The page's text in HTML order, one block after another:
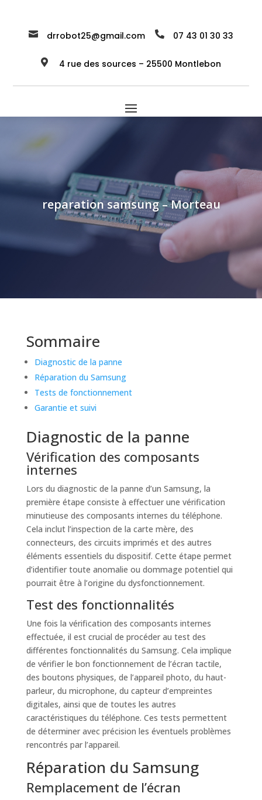
 drrobot25@gmail.com  07 43 01 30 33
 4 rue des sources – 25500 Montlebon
reparation samsung – Morteau
Sommaire
Diagnostic de la panne
Réparation du Samsung
Tests de fonctionnement
Garantie et suivi
Diagnostic de la panne
Vérification des composants
internes
Lors du diagnostic de la panne d’un Samsung, la
première étape consiste à effectuer une vérification
minutieuse des composants internes du téléphone.
Cela inclut l’inspection de la carte mère, des
connecteurs, des circuits imprimés et des autres
éléments essentiels du dispositif. Cette étape permet
d’identifier toute anomalie ou dommage potentiel qui
pourrait être à l’origine du dysfonctionnement.
Test des fonctionnalités
Une fois la vérification des composants internes
effectuée, il est crucial de procéder au test des
différentes fonctionnalités du Samsung. Cela implique
de vérifier le bon fonctionnement de l’écran tactile,
des boutons physiques, de l’appareil photo, du haut-
parleur, du microphone, du capteur d’empreintes
digitales, ainsi que de toutes les autres
caractéristiques du téléphone. Ces tests permettent
de déterminer avec précision les éventuels problèmes
rencontrés par l’appareil.
Réparation du Samsung
Remplacement de l’écran